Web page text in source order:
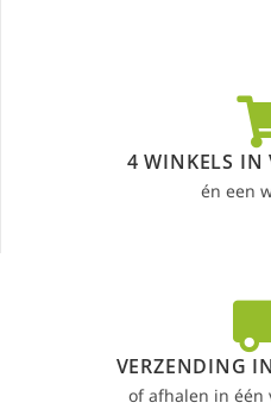
4 WINKELS IN
én een
VERZENDING
of afhalen in één